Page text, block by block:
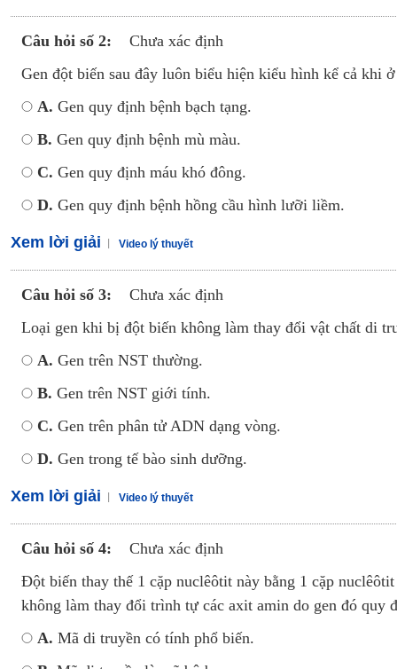
Câu hỏi số 2:
Chưa xác định
Gen đột biến sau đây luôn biểu hiện kiểu hình kể cả khi
A. Gen quy định bệnh bạch tạng.
B. Gen quy định bệnh mù màu.
C. Gen quy định máu khó đông.
D. Gen quy định bệnh hồng cầu hình lưỡi liềm.
Xem lời giải Video lý thuyết
Câu hỏi số 3:
Chưa xác định
Loại gen khi bị đột biến không làm thay đổi vật chất di
A. Gen trên NST thường.
B. Gen trên NST giới tính.
C. Gen trên phân tử ADN dạng vòng.
D. Gen trong tế bào sinh dưỡng.
Xem lời giải Video lý thuyết
Câu hỏi số 4:
Chưa xác định
Đột biến thay thế 1 cặp nuclêôtit này bằng 1 cặp
không làm thay đổi trình tự các axit amin do gen đó quy
A. Mã di truyền có tính phổ biến.